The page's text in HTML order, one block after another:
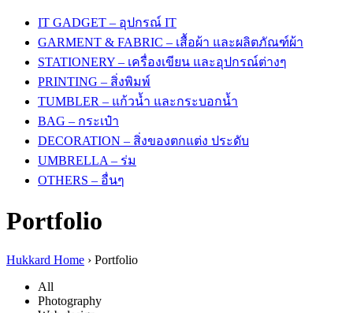
IT GADGET – อุปกรณ์ IT
GARMENT & FABRIC – เสื้อผ้า และผลิตภัณฑ์ผ้า
STATIONERY – เครื่องเขียน และอุปกรณ์ต่างๆ
PRINTING – สิ่งพิมพ์
TUMBLER – แก้วน้ำ และกระบอกน้ำ
BAG – กระเป๋า
DECORATION – สิ่งของตกแต่ง ประดับ
UMBRELLA – ร่ม
OTHERS – อื่นๆ
Portfolio
Hukkard Home › Portfolio
All
Photography